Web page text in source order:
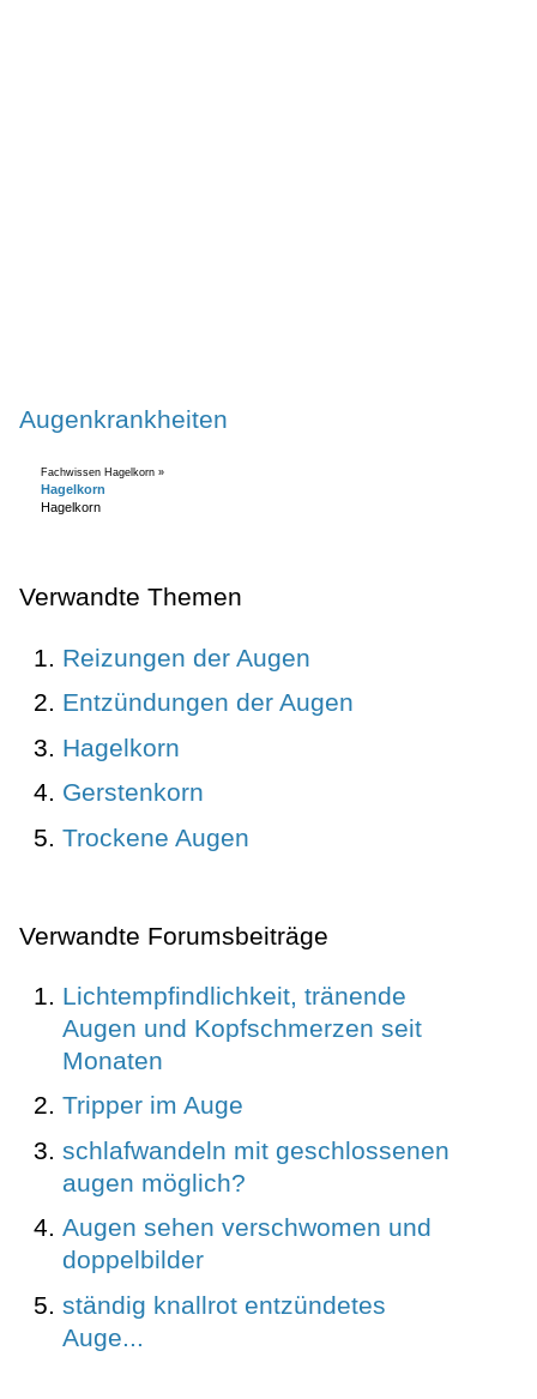
Augenkrankheiten
Fachwissen Hagelkorn »
Hagelkorn
Hagelkorn
Verwandte Themen
Reizungen der Augen
Entzündungen der Augen
Hagelkorn
Gerstenkorn
Trockene Augen
Verwandte Forumsbeiträge
Lichtempfindlichkeit, tränende
Augen und Kopfschmerzen seit
Monaten
Tripper im Auge
schlafwandeln mit geschlossenen
augen möglich?
Augen sehen verschwomen und
doppelbilder
ständig knallrot entzündetes
Auge...